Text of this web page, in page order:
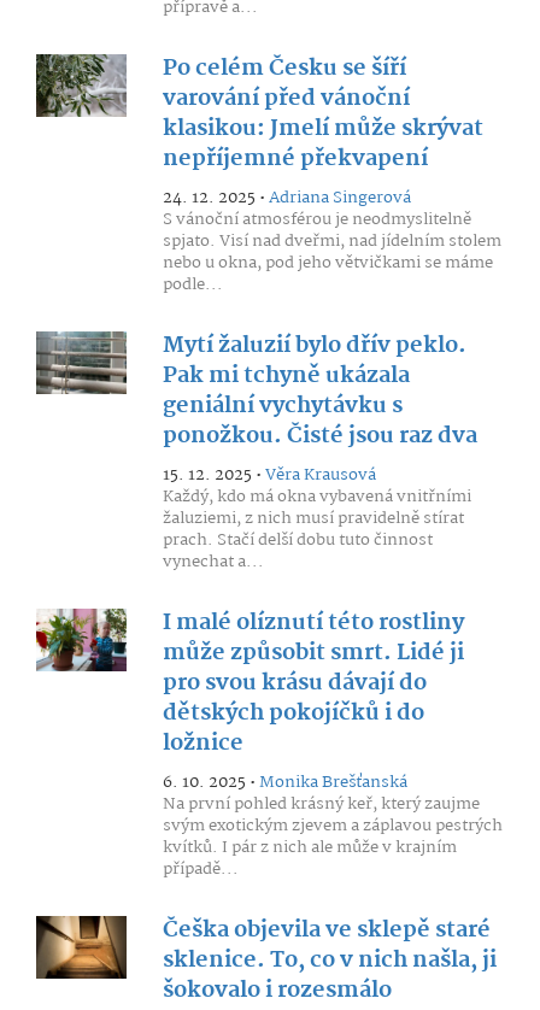
přípravě a...
Po celém Česku se šíří
varování před vánoční
klasikou: Jmelí může skrývat
nepříjemné překvapení
24. 12. 2025 •Adriana Singerová
S vánoční atmosférou je neodmyslitelně
spjato. Visí nad dveřmi, nad jídelním stolem
nebo u okna, pod jeho větvičkami se máme
podle...
Mytí žaluzií bylo dřív peklo.
Pak mi tchyně ukázala
geniální vychytávku s
ponožkou. Čisté jsou raz dva
15. 12. 2025 •Věra Krausová
Každý, kdo má okna vybavená vnitřními
žaluziemi, z nich musí pravidelně stírat
prach. Stačí delší dobu tuto činnost
vynechat a...
I malé olíznutí této rostliny
může způsobit smrt. Lidé ji
pro svou krásu dávají do
dětských pokojíčků i do
ložnice
6. 10. 2025 •Monika Brešťanská
Na první pohled krásný keř, který zaujme
svým exotickým zjevem a záplavou pestrých
kvítků. I pár z nich ale může v krajním
případě...
Češka objevila ve sklepě staré
sklenice. To, co v nich našla, ji
šokovalo i rozesmálo